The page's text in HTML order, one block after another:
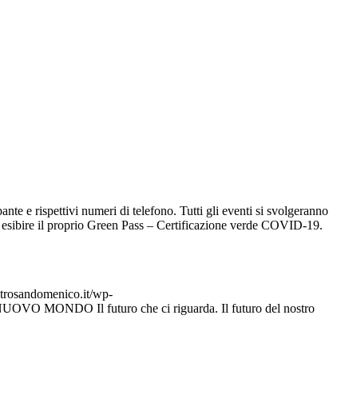
e rispettivi numeri di telefono. Tutti gli eventi si svolgeranno
il proprio Green Pass – Certificazione verde COVID-19.
wp-
MONDO Il futuro che ci riguarda. Il futuro del nostro